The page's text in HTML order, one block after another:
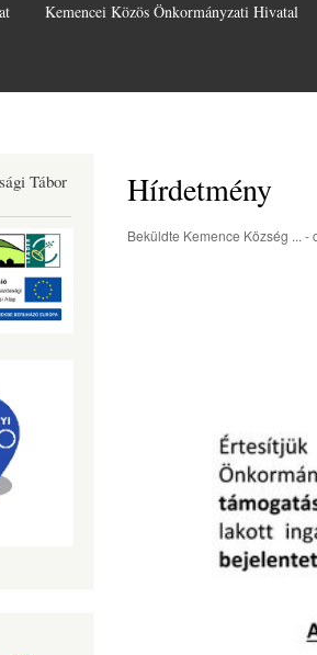
Kemencei Közös Önkormányzati Hivatal
Tábor
Hírdetmény
Beküldte Kemence Község ... -